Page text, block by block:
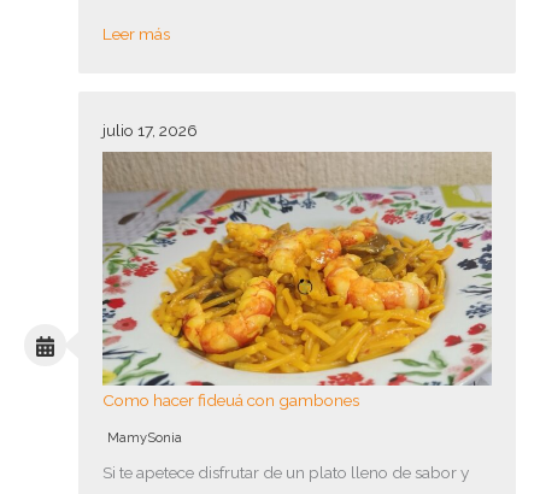
Leer más
julio 17, 2026
Como hacer fideuá con gambones
MamySonia
Si te apetece disfrutar de un plato lleno de sabor y